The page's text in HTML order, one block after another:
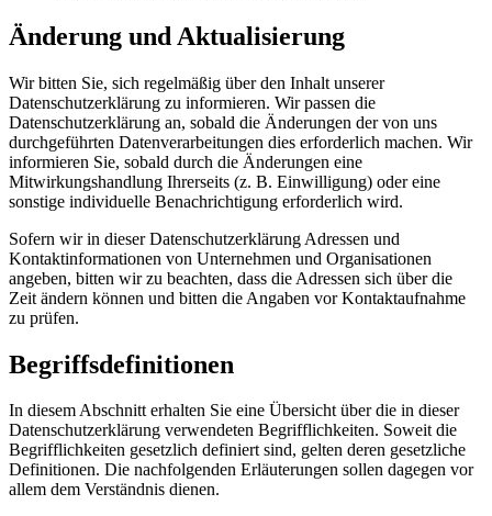
Änderung und Aktualisierung
Wir bitten Sie, sich regelmäßig über den Inhalt unserer
Datenschutzerklärung zu informieren. Wir passen die
Datenschutzerklärung an, sobald die Änderungen der von uns
durchgeführten Datenverarbeitungen dies erforderlich machen. Wir
informieren Sie, sobald durch die Änderungen eine
Mitwirkungshandlung Ihrerseits (z. B. Einwilligung) oder eine
sonstige individuelle Benachrichtigung erforderlich wird.
Sofern wir in dieser Datenschutzerklärung Adressen und
Kontaktinformationen von Unternehmen und Organisationen
angeben, bitten wir zu beachten, dass die Adressen sich über die
Zeit ändern können und bitten die Angaben vor Kontaktaufnahme
zu prüfen.
Begriffsdefinitionen
In diesem Abschnitt erhalten Sie eine Übersicht über die in dieser
Datenschutzerklärung verwendeten Begrifflichkeiten. Soweit die
Begrifflichkeiten gesetzlich definiert sind, gelten deren gesetzliche
Definitionen. Die nachfolgenden Erläuterungen sollen dagegen vor
allem dem Verständnis dienen.